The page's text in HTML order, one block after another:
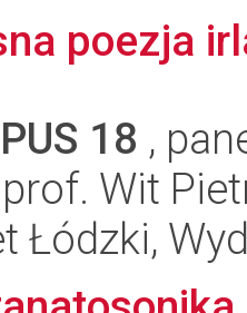
poezja
18 ,
Wit
Łódzki,